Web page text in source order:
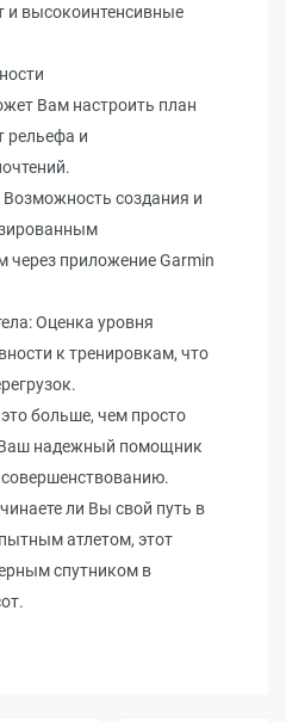
и высокоинтенсивные
Вам настроить план
рельефа и
создания и
приложение Garmin
Оценка уровня
к тренировкам, что
больше, чем просто
надежный помощник
ли Вы свой путь в
атлетом, этот
спутником в